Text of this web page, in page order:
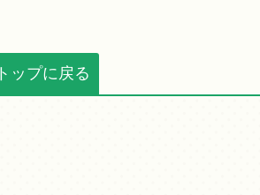
トップに戻る